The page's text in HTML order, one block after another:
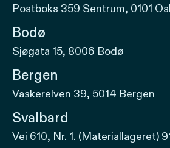
Postboks 359 Sentrum, 0101
Bodø
Sjøgata 15, 8006 Bodø
Bergen
Vaskerelven 39, 5014 Bergen
Svalbard
Vei 610, Nr. 1. (Materiallageret)